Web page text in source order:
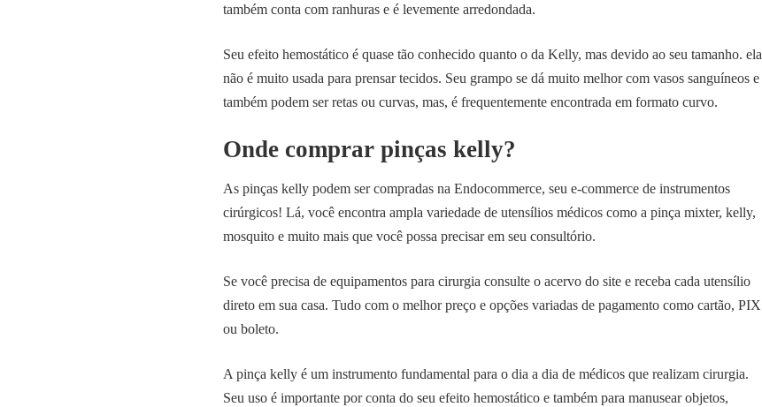
também conta com ranhuras e é levemente arredondada.
Seu efeito hemostático é quase tão conhecido quanto o da Kelly, mas devido ao seu tamanho. ela
não é muito usada para prensar tecidos. Seu grampo se dá muito melhor com vasos sanguíneos e
também podem ser retas ou curvas, mas, é frequentemente encontrada em formato curvo.
Onde comprar pinças kelly?
As pinças kelly podem ser compradas na Endocommerce, seu e-commerce de instrumentos
cirúrgicos! Lá, você encontra ampla variedade de utensílios médicos como a pinça mixter, kelly,
mosquito e muito mais que você possa precisar em seu consultório.
Se você precisa de equipamentos para cirurgia consulte o acervo do site e receba cada utensílio
direto em sua casa. Tudo com o melhor preço e opções variadas de pagamento como cartão, PIX
ou boleto.
A pinça kelly é um instrumento fundamental para o dia a dia de médicos que realizam cirurgia.
Seu uso é importante por conta do seu efeito hemostático e também para manusear objetos,